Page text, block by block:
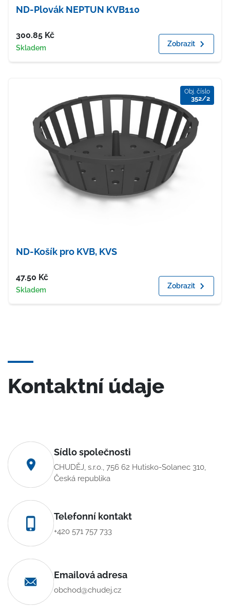
ND-Plovák NEPTUN KVB110
Cena
300.85 Kč
Dostupnost
Skladem Zobrazit
Obj. číslo
352/2
ND-Košík pro KVB, KVS
Cena
47.50 Kč
Dostupnost
Skladem Zobrazit
Kontaktní údaje
Sídlo společnosti
CHUDĚJ, s.r.o., 756 62 Hutisko-Solanec 310,
Česká republika
Telefonní kontakt
+420 571 757 733
Emailová adresa
obchod@chudej.cz